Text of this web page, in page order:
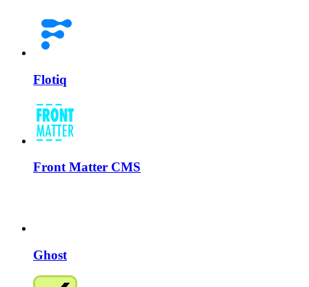
Flotiq
Front Matter CMS
Ghost